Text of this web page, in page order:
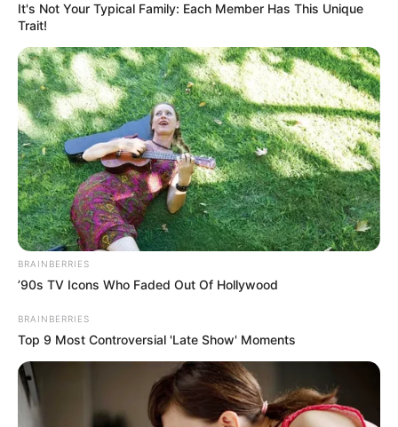
Posted
in
Történetek
A feleség keményen dolgozott,
miközben a férje megcsalta. De
fogalma sem volt, hogyan fog
mindez véget érni.
by May 7, 2025
It's Not Your Typical Family: Each Member Has This Unique
Trait!
BRAINBERRIES
’90s TV Icons Who Faded Out Of Hollywood
BRAINBERRIES
Top 9 Most Controversial 'Late Show' Moments